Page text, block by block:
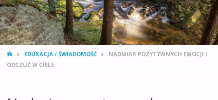
STRONA
GŁÓWNA
EDUKACJA / ŚWIADOMOŚĆ
NADMIAR POZYTYWNYCH EMOCJI I
ODCZUĆ W CIELE